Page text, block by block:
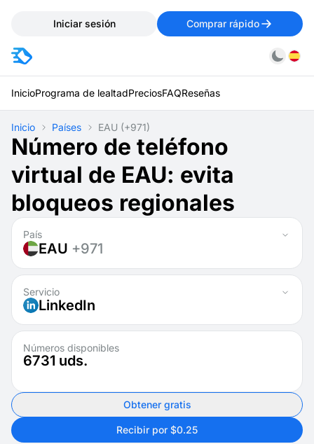
Iniciar sesión Comprar rápido
InicioPrograma de lealtadPreciosFAQReseñas
Inicio Países EAU (+971)
Número de teléfono
virtual de EAU: evita
bloqueos regionales
País
EAU +971
Servicio
LinkedIn
Números disponibles
6731 uds.
Obtener gratis
Recibir por $0.25